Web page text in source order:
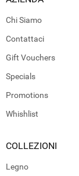
Chi Siamo
Contattaci
Gift Vouchers
Specials
Promotions
Whishlist
COLLEZIONI
Legno